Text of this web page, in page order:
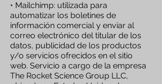
• Mailchimp: utilizada para
automatizar los boletines de
información comercial y enviar al
correo electrónico del titular de los
datos, publicidad de los productos
y/o servicios ofrecidos en el sitio
web. Servicio a cargo de la empresa
The Rocket Science Group LLC,